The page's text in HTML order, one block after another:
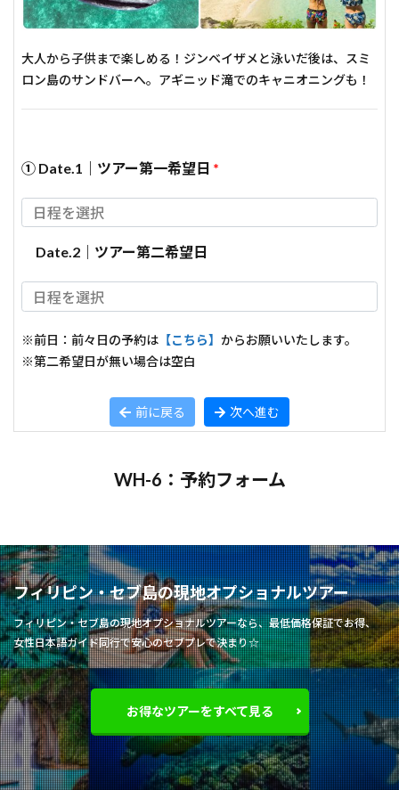
大人から子供まで楽しめる！ジンベイザメと泳いだ後は、スミ
ロン島のサンドバーへ。アギニッド滝でのキャニオニングも！
① Date.1｜ツアー第一希望日 *
Date.2｜ツアー第二希望日
※前日：前々日の予約は 【こちら】 からお願いいたします。
※第二希望日が無い場合は空白
前に戻る 次へ進む
WH-6：予約フォーム
フィリピン・セブ島の現地オプショナルツアー
フィリピン・セブ島の現地オプショナルツアーなら、最低価格保証でお得、
女性日本語ガイド同行で安心のセブプレで決まり☆
お得なツアーをすべて見る